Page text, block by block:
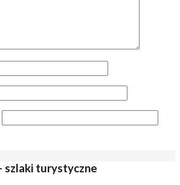
szlaki turystyczne